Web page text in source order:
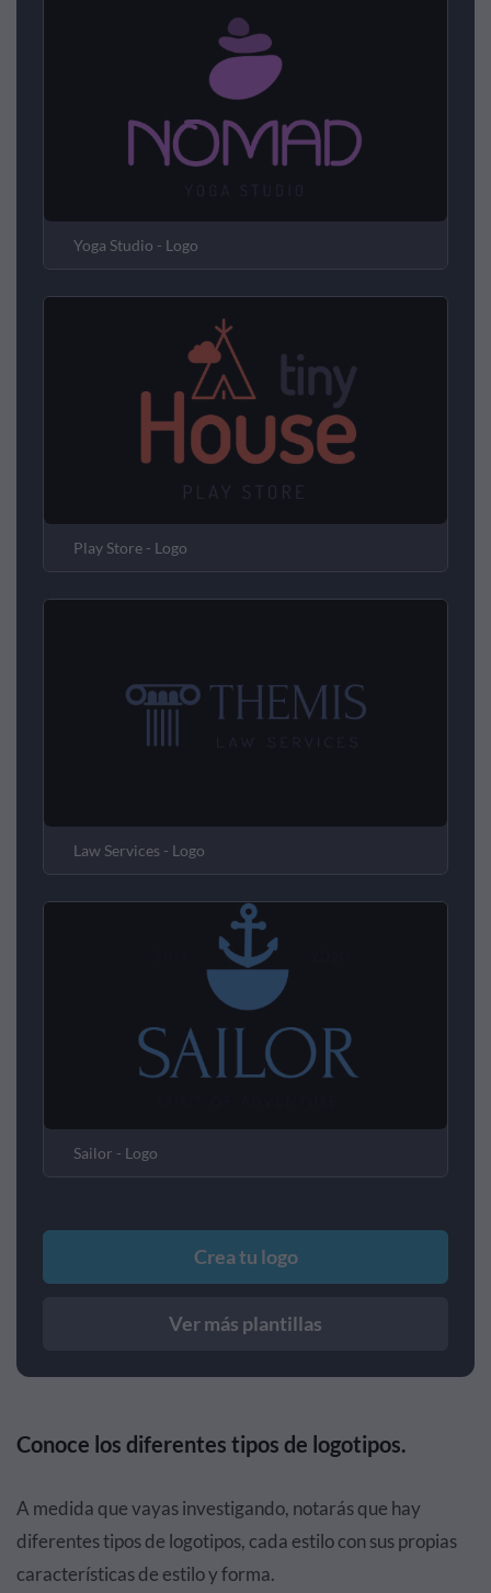
Yoga Studio - Logo
Play Store - Logo
Law Services - Logo
Sailor - Logo
Crea tu logo
Ver más plantillas
Conoce los diferentes tipos de logotipos.
A medida que vayas investigando, notarás que hay
diferentes tipos de logotipos, cada estilo con sus propias
características de estilo y forma.